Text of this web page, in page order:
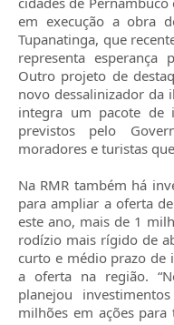
em execução a obra
Tupanatinga, que
representa
Outro projeto de
novo dessalinizador da
integra um pacote de
previstos pelo
moradores e turistas
Na RMR também há
para ampliar a oferta
este ano, mais de 1
rodízio mais rígido de
curto e médio prazo de
a oferta na região.
planejou
milhões em ações